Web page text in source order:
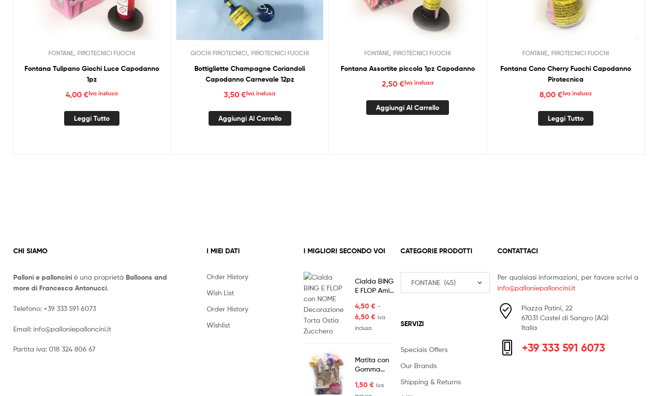
FONTANE PIROTECNICI FUOCHI
Fontana Tulipano Giochi Luce Capodanno
1pz
4,00€Iva inclusa
Leggi Tutto
GIOCHI PIROTECNICI PIROTECNICI FUOCHI
Bottigliette Champagne Coriandoli
Capodanno Carnevale 12pz
3,50€Iva inclusa
Aggiungi Al Carrello
FONTANE PIROTECNICI FUOCHI
Fontana Assortite piccola 1pz Capodanno
2,50 €Iva inclusa
Aggiungi Al Carrello
FONTANE, PIROTECNICI FUOCHI
Fontana Cono Cherry Fuochi Capodanno
Pirotecnica
8,00 €Iva inclusa
Leggi Tutto
CHI SIAMO
Palloni e palloncini è una proprietà Balloons and
more di Francesca Antonucci.
Telefono: +39 333 591 6073
Email: info@palloniepalloncini.it
Partita iva: 018 324 806 67
I MIEI DATI
Order History
Wish List
Order History
Wishlist
I MIGLIORI SECONDO VOI
Cialda BING
E FLOP Amici
Decorazione
Torta Ostia
Zucchero
4,50€ -
6,50€ Fascia
4,50 €
a
Iva
inclusa
Matita con
Gomma
1,50€ Iva
CATEGORIE PRODOTTI
SERVIZI
Speciais Offers
Our Brands
Shipping & Returns
CONTATTACI
Per qualsiasi informazioni, per favore scrivi a
info@palloniepalloncini.it
Piazza Patini, 22
67031 Castel di Sangro (AQ)
Italia
+39 333 591 6073